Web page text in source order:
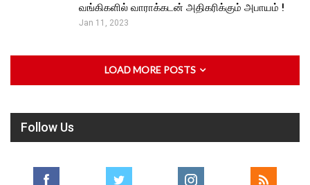
வங்கிகளில் வாராக்கடன் அதிகரிக்கும் அபாயம் !
Jan 11, 2023
LOAD MORE POSTS
Follow Us